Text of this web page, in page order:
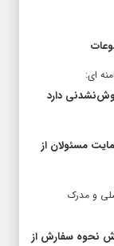
ای:
دارد
مسئولان از
و مدرک
نحوه سفارش از